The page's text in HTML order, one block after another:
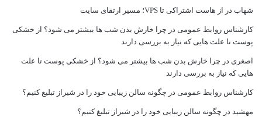
شهاب در از هاست اشتراکی تا VPS؛ مسیر ارتقای سایت
کارشناس روابط عمومی در چرا خارش بدن شب ها بیشتر می شود؟ از خشکی
پوست تا علت هایی که نیاز به بررسی دارند
اصغری در چرا خارش بدن شب ها بیشتر می شود؟ از خشکی پوست تا علت
هایی که نیاز به بررسی دارند
کارشناس روابط عمومی در چگونه سالن زیبایی خود را در شیراز تبلیغ کنیم؟
مهشید در چگونه سالن زیبایی خود را در شیراز تبلیغ کنیم؟